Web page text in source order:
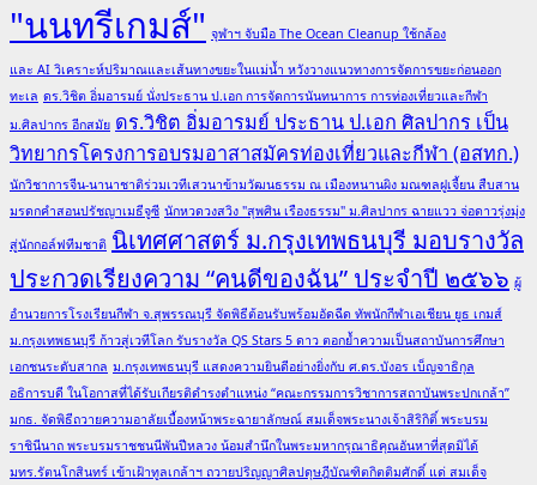
"นนทรีเกมส์" จุฬาฯ จับมือ The Ocean Cleanup ใช้กล้อง
และ AI วิเคราะห์ปริมาณและเส้นทางขยะในแม่น้ำ หวังวางแนวทางการจัดการขยะก่อนออก
ทะเล ดร.วิชิต อิ่มอารมย์ นั่งประธาน ป.เอก การจัดการนันทนาการ การท่องเที่ยวและกีฬา
ม.ศิลปากร อีกสมัย ดร.วิชิต อิ่มอารมย์ ประธาน ป.เอก ศิลปากร เป็น
วิทยากรโครงการอบรมอาสาสมัครท่องเที่ยวและกีฬา (อสทก.)
นักวิชาการจีน-นานาชาติร่วมเวทีเสวนาข้ามวัฒนธรรม ณ เมืองหนานผิง มณฑลฝูเจี้ยน สืบสาน
มรดกคำสอนปรัชญาเมธีจูซี นักหวดวงสวิง "สุพศิน เรืองธรรม" ม.ศิลปากร ฉายแวว จ่อดาวรุ่งมุ่ง
สู่นักกอล์ฟทีมชาติ นิเทศศาสตร์ ม.กรุงเทพธนบุรี มอบรางวัล
ประกวดเรียงความ “คนดีของฉัน” ประจำปี ๒๕๖๖ ผู้
อำนวยการโรงเรียนกีฬา จ.สุพรรณบุรี จัดพิธีต้อนรับพร้อมอัดฉีด ทัพนักกีฬาเอเชียน ยูธ เกมส์
ม.กรุงเทพธนบุรี ก้าวสู่เวทีโลก รับรางวัล QS Stars 5 ดาว ตอกย้ำความเป็นสถาบันการศึกษา
เอกชนระดับสากล ม.กรุงเทพธนบุรี แสดงความยินดีอย่างยิ่งกับ ศ.ดร.บังอร เบ็ญจาธิกุล
อธิการบดี ในโอกาสที่ได้รับเกียรติดำรงตำแหน่ง “คณะกรรมการวิชาการสถาบันพระปกเกล้า”
มกธ. จัดพิธีถวายความอาลัยเบื้องหน้าพระฉายาลักษณ์ สมเด็จพระนางเจ้าสิริกิติ์ พระบรม
ราชินีนาถ พระบรมราชชนนีพันปีหลวง น้อมสำนึกในพระมหากรุณาธิคุณอันหาที่สุดมิได้
มทร.รัตนโกสินทร์ เข้าเฝ้าทูลเกล้าฯ ถวายปริญญาศิลปดุษฎีบัณฑิตกิตติมศักดิ์ แด่ สมเด็จ